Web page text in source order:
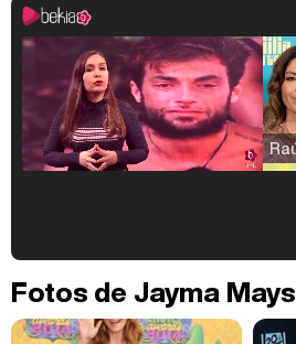
Fotos de Jayma Mays